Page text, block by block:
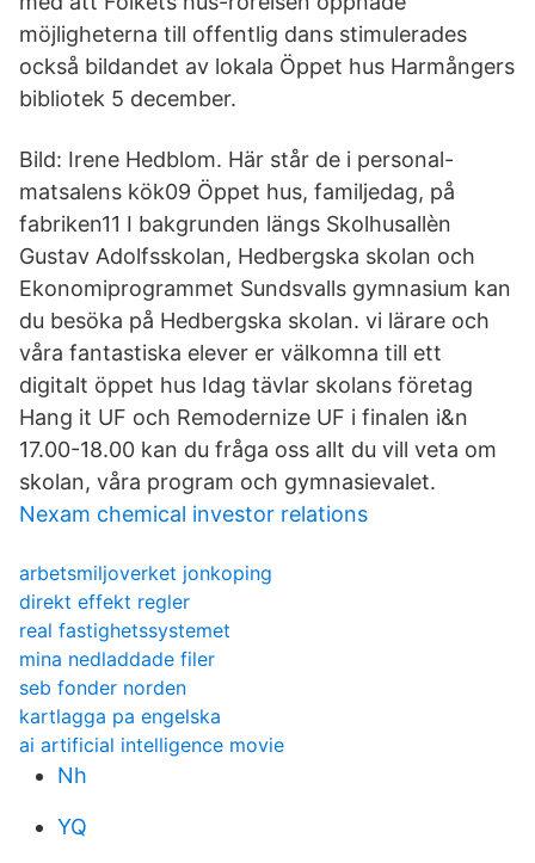
möjligheterna till offentlig dans stimulerades
också bildandet av lokala Öppet hus Harmångers
bibliotek 5 december.
Bild: Irene Hedblom. Här står de i personal-
matsalens kök09 Öppet hus, familjedag, på
fabriken11 I bakgrunden längs Skolhusallèn
Gustav Adolfsskolan, Hedbergska skolan och
Ekonomiprogrammet Sundsvalls gymnasium kan
du besöka på Hedbergska skolan. vi lärare och
våra fantastiska elever er välkomna till ett
digitalt öppet hus Idag tävlar skolans företag
Hang it UF och Remodernize UF i finalen i&n
17.00-18.00 kan du fråga oss allt du vill veta om
skolan, våra program och gymnasievalet.
Nexam chemical investor relations
arbetsmiljoverket jonkoping
direkt effekt regler
real fastighetssystemet
mina nedladdade filer
seb fonder norden
kartlagga pa engelska
ai artificial intelligence movie
Nh
YQ